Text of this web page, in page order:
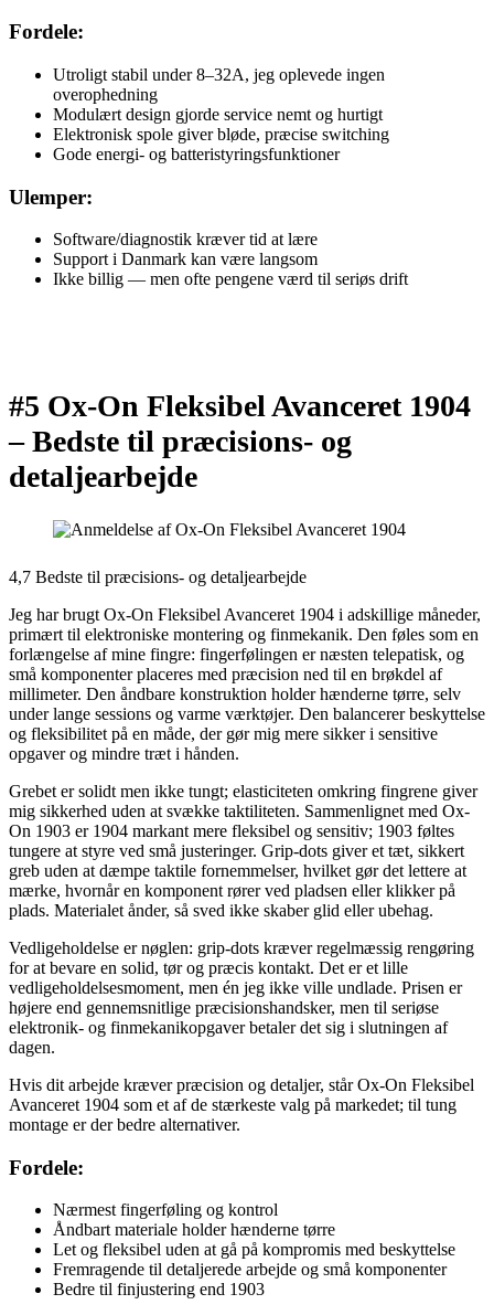
Fordele:
Utroligt stabil under 8–32A, jeg oplevede ingen
overophedning
Modulært design gjorde service nemt og hurtigt
Elektronisk spole giver bløde, præcise switching
Gode energi- og batteristyringsfunktioner
Ulemper:
Software/diagnostik kræver tid at lære
Support i Danmark kan være langsom
Ikke billig — men ofte pengene værd til seriøs drift
#5 Ox-On Fleksibel Avanceret 1904
–Bedste til præcisions- og
detaljearbejde
4,7 Bedste til præcisions- og detaljearbejde
Jeg har brugt Ox-On Fleksibel Avanceret 1904 i adskillige måneder,
primært til elektroniske montering og finmekanik. Den føles som en
forlængelse af mine fingre: fingerfølingen er næsten telepatisk, og
små komponenter placeres med præcision ned til en brøkdel af
millimeter. Den åndbare konstruktion holder hænderne tørre, selv
under lange sessions og varme værktøjer. Den balancerer beskyttelse
og fleksibilitet på en måde, der gør mig mere sikker i sensitive
opgaver og mindre træt i hånden.
Grebet er solidt men ikke tungt; elasticiteten omkring fingrene giver
mig sikkerhed uden at svække taktiliteten. Sammenlignet med Ox-
On 1903 er 1904 markant mere fleksibel og sensitiv; 1903 føltes
tungere at styre ved små justeringer. Grip-dots giver et tæt, sikkert
greb uden at dæmpe taktile fornemmelser, hvilket gør det lettere at
mærke, hvornår en komponent rører ved pladsen eller klikker på
plads. Materialet ånder, så sved ikke skaber glid eller ubehag.
Vedligeholdelse er nøglen: grip-dots kræver regelmæssig rengøring
for at bevare en solid, tør og præcis kontakt. Det er et lille
vedligeholdelsesmoment, men én jeg ikke ville undlade. Prisen er
højere end gennemsnitlige præcisionshandsker, men til seriøse
elektronik- og finmekanikopgaver betaler det sig i slutningen af
dagen.
Hvis dit arbejde kræver præcision og detaljer, står Ox-On Fleksibel
Avanceret 1904 som et af de stærkeste valg på markedet; til tung
montage er der bedre alternativer.
Fordele:
Nærmest fingerføling og kontrol
Åndbart materiale holder hænderne tørre
Let og fleksibel uden at gå på kompromis med beskyttelse
Fremragende til detaljerede arbejde og små komponenter
Bedre til finjustering end 1903